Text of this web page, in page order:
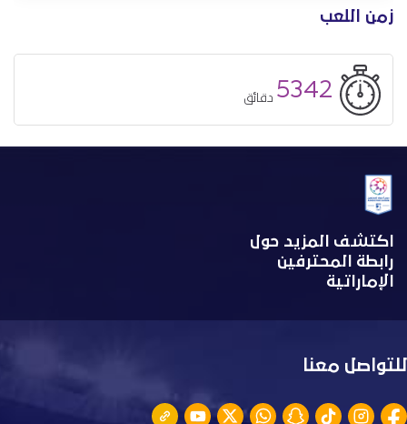
زمن اللعب
5342 دقائق
اكتشف المزيد حول
رابطة المحترفين
الإماراتية
للتواصل معنا